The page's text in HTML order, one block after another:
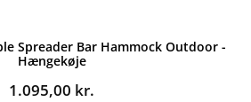
Spreader Bar Hammock Outdoor -
Hængekøje
1.095,00 kr.